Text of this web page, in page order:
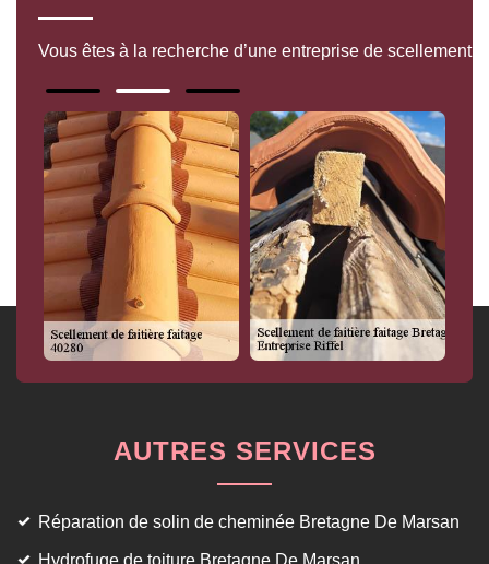
Vous êtes à la recherche d’une entreprise de
AUTRES SERVICES
Réparation de solin de cheminée Bretagne De Marsan
Hydrofuge de toiture Bretagne De Marsan